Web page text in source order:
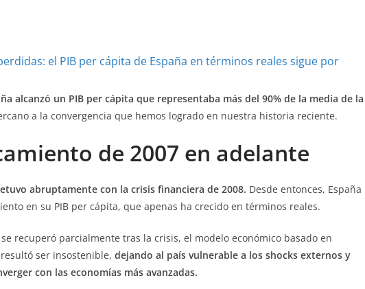
alcanzó un PIB per cápita que representaba más del 90% de la media de la
a la convergencia que hemos logrado en nuestra historia reciente.
de 2007 en adelante
abruptamente con la crisis financiera de 2008. Desde entonces, España
en su PIB per cápita, que apenas ha crecido en términos reales.
recuperó parcialmente tras la crisis, el modelo económico basado en
ser insostenible, dejando al país vulnerable a los shocks externos y
con las economías más avanzadas.